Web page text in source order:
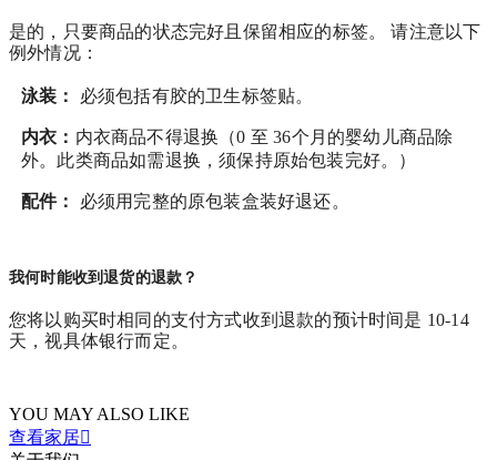
是的，只要商品的状态完好且保留相应的标签。 请注意以下
例外情况：
泳装： 必须包括有胶的卫生标签贴。
内衣： 内衣商品不得退换（0 至 36个月的婴幼儿商品除
外。此类商品如需退换，须保持原始包装完好。）
配件： 必须用完整的原包装盒装好退还。
我何时能收到退货的退款？
您将以购买时相同的支付方式收到退款的预计时间是 10-14
天，视具体银行而定。
YOU MAY ALSO LIKE
查看家居